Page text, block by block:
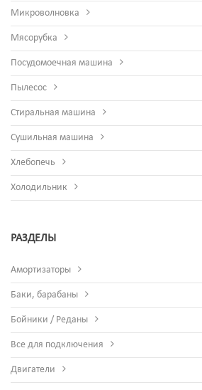
Микроволновка
Мясорубка
Посудомоечная машина
Пылесос
Стиральная машина
Сушильная машина
Хлебопечь
Холодильник
РАЗДЕЛЫ
Амортизаторы
Баки, барабаны
Бойники / Реданы
Все для подключения
Двигатели